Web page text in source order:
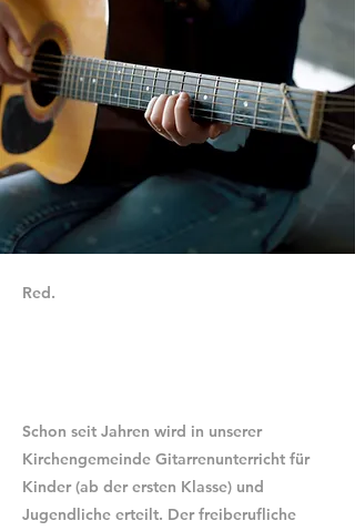
Red.
Schon seit Jahren wird in unserer
Kirchengemeinde Gitarrenunterricht für
Kinder (ab der ersten Klasse) und
Jugendliche erteilt. Der freiberufliche